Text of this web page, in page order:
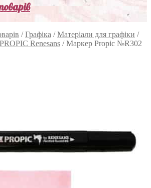
/Графіка /Матеріали для графіки /
Renesans /Маркер Propic №R302